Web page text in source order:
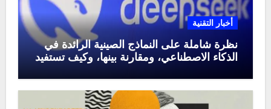
أخبار التقنية
نظرة شاملة على النماذج الصينية الرائدة في
الذكاء الاصطناعي، ومقارنة بينها، وكيف تستفيد